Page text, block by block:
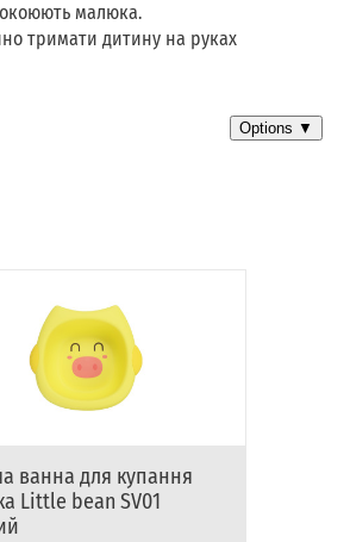
малюка.
тримати дитину на руках
ванна для купання
Little bean SV01